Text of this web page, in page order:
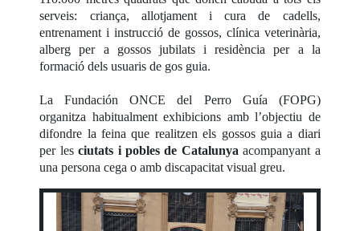
serveis: criança, allotjament i cura de cadells,
entrenament i instrucció de gossos, clínica veterinària,
alberg per a gossos jubilats i residència per a la
formació dels usuaris de gos guia.
La Fundación ONCE del Perro Guía (FOPG)
organitza habitualment exhibicions amb l’objectiu de
difondre la feina que realitzen els gossos guia a diari
per lesciutats i pobles de Catalunya acompanyant a
una persona cega o amb discapacitat visual greu.